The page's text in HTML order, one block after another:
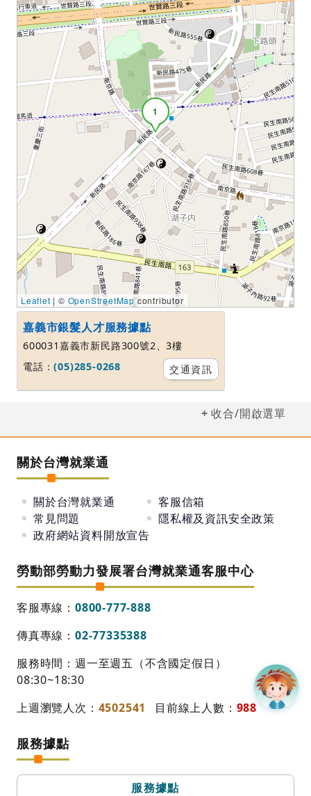
1
Leaflet | © OpenStreetMapcontributor
嘉義市銀髮人才服務據點
600031嘉義市新民路300號2、3樓
電話：(05)285-0268 交通資訊
收合/開啟選單
關於台灣就業通
關於台灣就業通
客服信箱
常見問題
隱私權及資訊安全政策
政府網站資料開放宣告
勞動部勞動力發展署台灣就業通客服中心
客服專線： 0800-777-888
傳真專線： 02-77335388
服務時間：週一至週五（不含國定假日）
08:30~18:30
上週瀏覽人次： 4502541 目前線上人數： 988
服務據點
服務據點